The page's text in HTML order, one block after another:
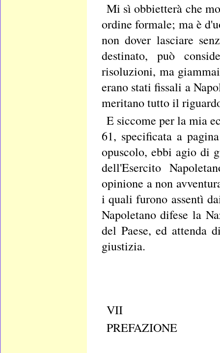
Mi sì obbietterà che
ordine formale; ma è
non dover lasciare
destinato, può
risoluzioni, ma
erano stati fissali a
meritano tutto il
E siccome per la mia
61, specificata a
opuscolo, ebbi agio di
dell'Esercito
opinione a non
i quali furono assentì
Napoletano difese la
del Paese, ed attenda
giustizia.
VII
PREFAZIONE